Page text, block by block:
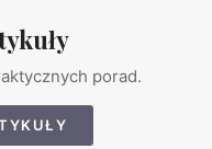
porad.